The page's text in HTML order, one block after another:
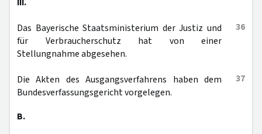
36
Das Bayerische Staatsministerium der Justiz und
für Verbraucherschutz hat von einer
Stellungnahme abgesehen.
37
Die Akten des Ausgangsverfahrens haben dem
Bundesverfassungsgericht vorgelegen.
B.